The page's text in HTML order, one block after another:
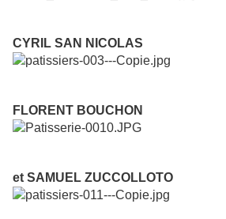
CYRIL SAN NICOLAS
FLORENT BOUCHON
et SAMUEL ZUCCOLLOTO